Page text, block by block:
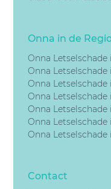
Onna in de
Onna
Onna
Onna
Onna Letselschade
Onna Letselschade
Onna
Onna Letselschade
Contact